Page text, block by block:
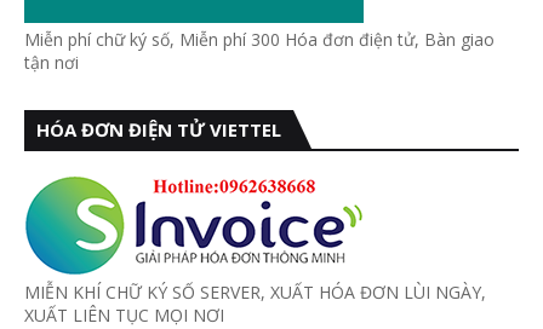
Miễn phí chữ ký số, Miễn phí 300 Hóa đơn điện tử, Bàn giao
tận nơi
HÓA ĐƠN ĐIỆN TỬ VIETTEL
MIỄN KHÍ CHỮ KÝ SỐ SERVER, XUẤT HÓA ĐƠN LÙI NGÀY,
XUẤT LIÊN TỤC MỌI NƠI